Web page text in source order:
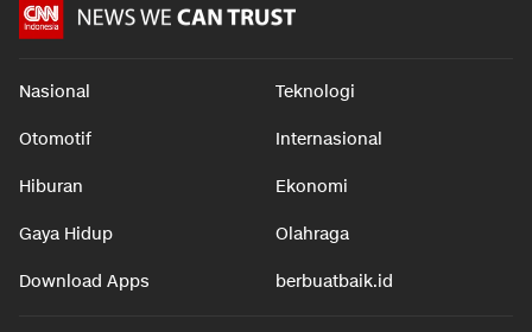
Nasional Teknologi
Otomotif Internasional
Hiburan Ekonomi
Gaya Hidup Olahraga
Download Apps berbuatbaik.id